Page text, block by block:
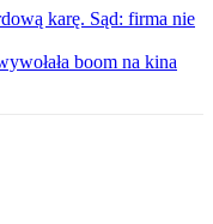
karę. Sąd: firma nie
boom na kina